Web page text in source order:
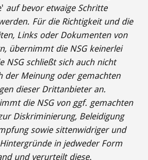
' auf bevor etwaige Schritte
Für die Richtigkeit und die
Links oder Dokumenten von
übernimmt die NSG keinerlei
NSG schließt sich auch nicht
der Meinung oder gemachten
dieser Drittanbieter an.
die NSG von ggf. gemachten
Diskriminierung, Beleidigung
sowie sittenwidriger und
in jedweder Form
und verurteilt diese.